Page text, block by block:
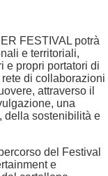
FESTIVAL potrà
e territoriali,
e propri portatori di
di collaborazioni
attraverso il
una
della sostenibilità e
del Festival
e